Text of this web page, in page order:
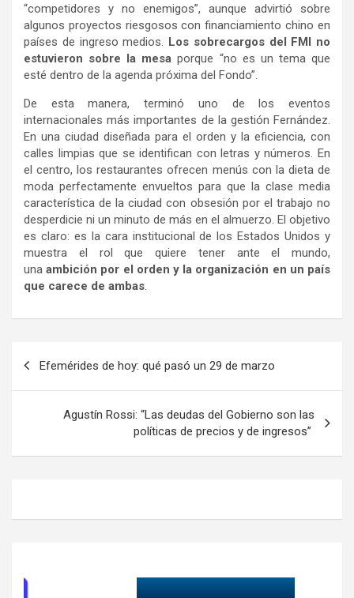
“competidores y no enemigos”, aunque advirtió sobre
algunos proyectos riesgosos con financiamiento chino en
países de ingreso medios. Los sobrecargos del FMI no
estuvieron sobre la mesa porque “no es un tema que
esté dentro de la agenda próxima del Fondo”.
De esta manera, terminó uno de los eventos
internacionales más importantes de la gestión Fernández.
En una ciudad diseñada para el orden y la eficiencia, con
calles limpias que se identifican con letras y números. En
el centro, los restaurantes ofrecen menús con la dieta de
moda perfectamente envueltos para que la clase media
característica de la ciudad con obsesión por el trabajo no
desperdicie ni un minuto de más en el almuerzo. El objetivo
es claro: es la cara institucional de los Estados Unidos y
muestra el rol que quiere tener ante el mundo,
unaambición por el orden y la organización en un país
que carece de ambas.
Efemérides de hoy: qué pasó un 29 de marzo
Agustín Rossi: “Las deudas del Gobierno son las
políticas de precios y de ingresos”